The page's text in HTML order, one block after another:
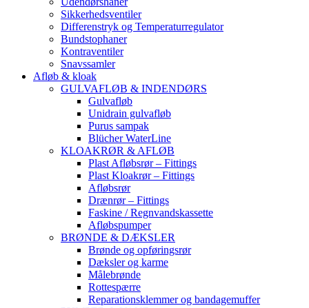
Sikkerhedsventiler
Differenstryk og Temperaturregulator
Bundstophaner
Kontraventiler
Snavssamler
Afløb & kloak
GULVAFLØB & INDENDØRS
Gulvafløb
Unidrain gulvafløb
Purus sampak
Blücher WaterLine
KLOAKRØR & AFLØB
Plast Afløbsrør – Fittings
Plast Kloakrør – Fittings
Afløbsrør
Drænrør – Fittings
Faskine / Regnvandskassette
Afløbspumper
BRØNDE & DÆKSLER
Brønde og opføringsrør
Dæksler og karme
Målebrønde
Rottespærre
Reparationsklemmer og bandagemuffer